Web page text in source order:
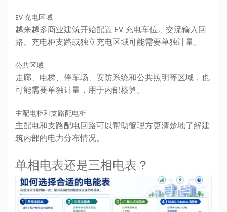
EV 充电区域
越来越多商业建筑开始配置 EV 充电车位。交流输入回
路、充电柜支路或独立充电区域可能需要单独计量。
公共区域
走廊、电梯、停车场、安防系统和公共照明等区域，也
可能需要单独计量，用于内部核算。
主配电柜和支路配电柜
主配电和支路配电回路可以帮助管理方更清楚地了解建
筑内部的电力分布情况。
单相电表还是三相电表？